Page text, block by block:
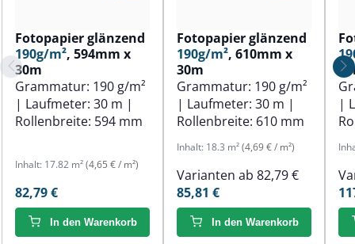
Fotopapier glänzend
190g/m², 594mm x
30m
Grammatur: 190 g/m²
| Laufmeter: 30 m |
Rollenbreite: 594 mm
Inhalt: 17.82 m²(4,65 € / m²)
82,79 €
In den Warenkorb
Fotopapier glänzend
190g/m², 610mm x
30m
Grammatur: 190 g/m²
| Laufmeter: 30 m |
Rollenbreite: 610 mm
Inhalt: 18.3 m²(4,69 € / m²)
Varianten ab 82,79 €
85,81 €
In den Warenkorb
|